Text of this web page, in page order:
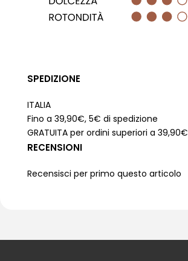
SPEDIZIONE
ITALIA
Fino a 39,90€, 5€ di spedizione
GRATUITA per ordini superiori a 39,90€
RECENSIONI
Recensisci per primo questo articolo